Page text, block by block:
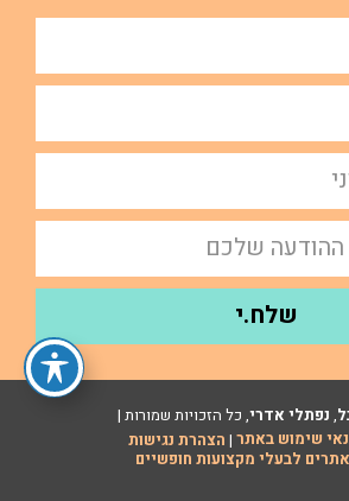
שלח.י
, נפתלי אדרי, כל הזכויות שמורות |
שימוש באתר | הצהרת נגישות